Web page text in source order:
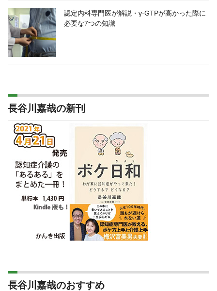
認定内科専門医が解説・γ-GTPが高かった際に
必要な7つの知識
長谷川嘉哉の新刊
長谷川嘉哉のおすすめ